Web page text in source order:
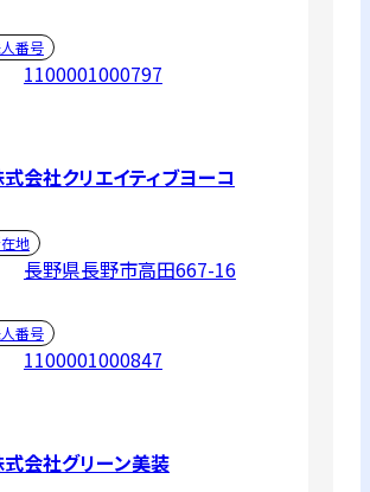
番号
1100001000797
会社クリエイティブヨーコ
地
長野県長野市高田667-16
番号
1100001000847
会社グリーン美装